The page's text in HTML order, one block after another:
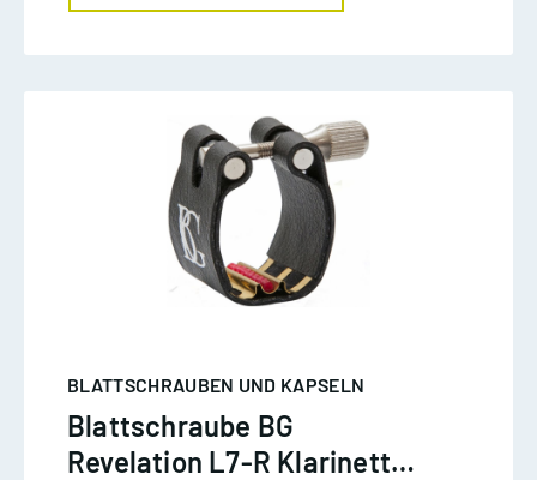
BLATTSCHRAUBEN UND KAPSELN
Blattschraube BG
Revelation L7-R Klarinette